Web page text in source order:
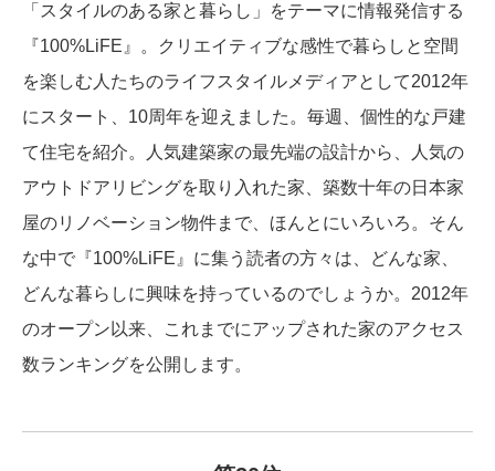
「スタイルのある家と暮らし」をテーマに情報発信する
『100%LiFE』。クリエイティブな感性で暮らしと空間
を楽しむ人たちのライフスタイルメディアとして2012年
にスタート、10周年を迎えました。毎週、個性的な戸建
て住宅を紹介。人気建築家の最先端の設計から、人気の
アウトドアリビングを取り入れた家、築数十年の日本家
屋のリノベーション物件まで、ほんとにいろいろ。そん
な中で『100%LiFE』に集う読者の方々は、どんな家、
どんな暮らしに興味を持っているのでしょうか。2012年
のオープン以来、これまでにアップされた家のアクセス
数ランキングを公開します。